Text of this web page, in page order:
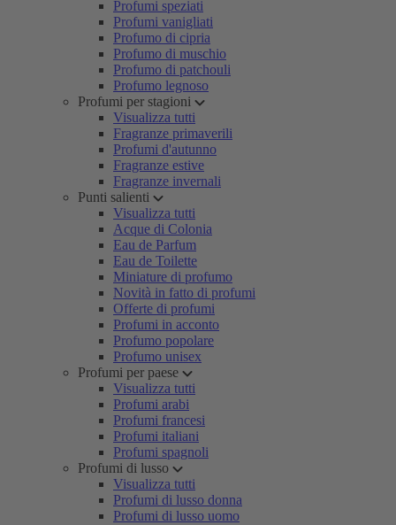
Profumi speziati
Profumi vanigliati
Profumo di cipria
Profumo di muschio
Profumo di patchouli
Profumo legnoso
Profumi per stagioni
Visualizza tutti
Fragranze primaverili
Profumi d'autunno
Fragranze estive
Fragranze invernali
Punti salienti
Visualizza tutti
Acque di Colonia
Eau de Parfum
Eau de Toilette
Miniature di profumo
Novità in fatto di profumi
Offerte di profumi
Profumi in acconto
Profumo popolare
Profumo unisex
Profumi per paese
Visualizza tutti
Profumi arabi
Profumi francesi
Profumi italiani
Profumi spagnoli
Profumi di lusso
Visualizza tutti
Profumi di lusso donna
Profumi di lusso uomo